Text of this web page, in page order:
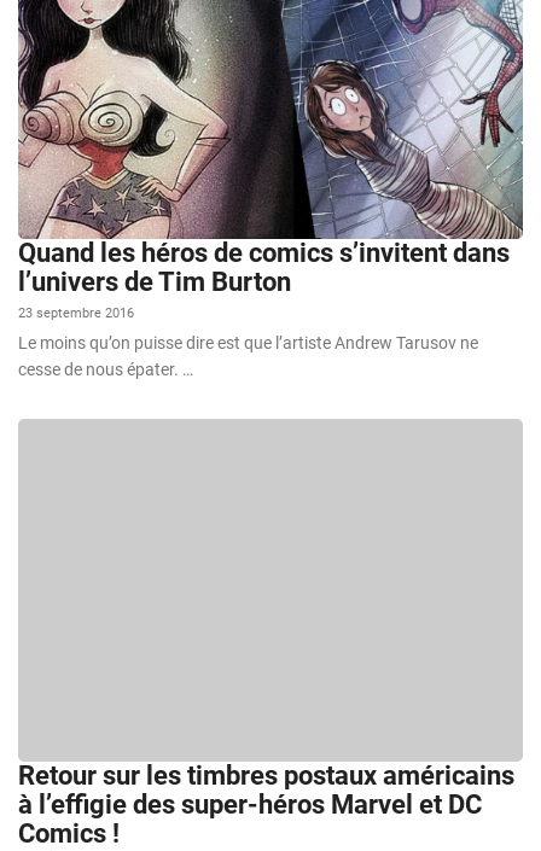
Quand les héros de comics s’invitent dans
l’univers de Tim Burton
23 septembre 2016
Le moins qu’on puisse dire est que l’artiste Andrew Tarusov ne
cesse de nous épater. …
Retour sur les timbres postaux américains
à l’effigie des super-héros Marvel et DC
Comics !